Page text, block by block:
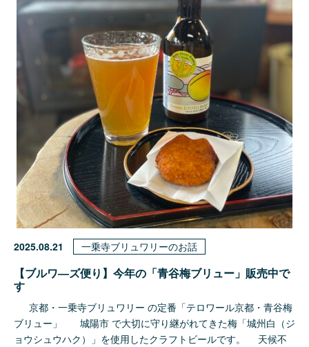
2025.08.21 一乗寺ブリュワリーのお話
【ブルワ―ズ便り】今年の「青谷梅ブリュー」販売中で
す
京都・一乗寺ブリュワリー の定番「テロワール京都・青谷梅
ブリュー」 城陽市 で大切に守り継がれてきた梅「城州白（ジ
ョウシュウハク）」を使用したクラフトビールです。 天候不